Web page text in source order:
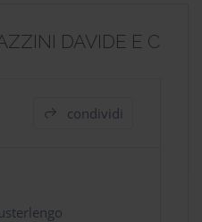
DAVIDE E C
condividi